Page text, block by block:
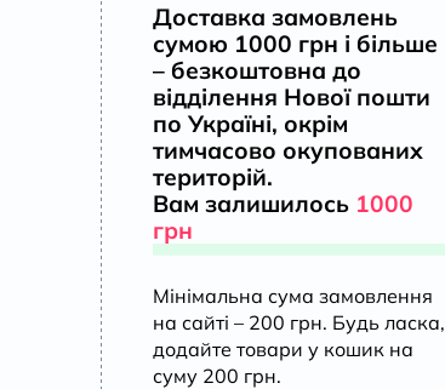
№11-
12/2025""
(85-
86)
"
кількість
Доставка замовлень
сумою 1000 грн і більше
– безкоштовна до
відділення Нової пошти
по Україні, окрім
тимчасово окупованих
територій.
Вам залишилось 1000
грн
Мінімальна сума замовлення
на сайті – 200 грн. Будь ласка,
додайте товари у кошик на
суму 200 грн.